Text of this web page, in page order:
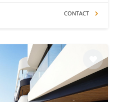
CONTACT